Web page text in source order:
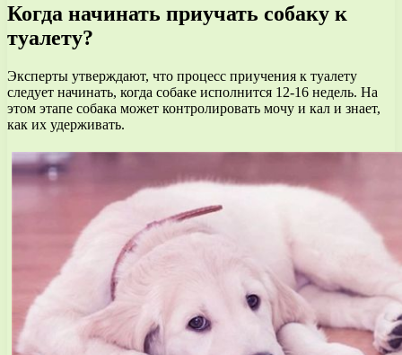
Когда начинать приучать собаку к
туалету?
Эксперты утверждают, что процесс приучения к туалету
следует начинать, когда собаке исполнится 12-16 недель. На
этом этапе собака может контролировать мочу и кал и знает,
как их удерживать.